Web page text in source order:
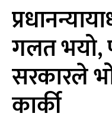
गलत भयो,
सरकारले
कार्की